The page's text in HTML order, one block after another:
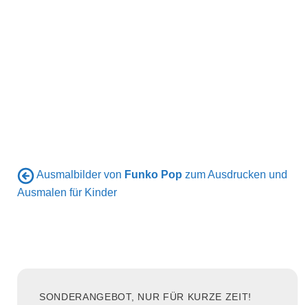
Ausmalbilder von Funko Pop zum Ausdrucken und
Ausmalen für Kinder
SONDERANGEBOT, NUR FÜR KURZE ZEIT!